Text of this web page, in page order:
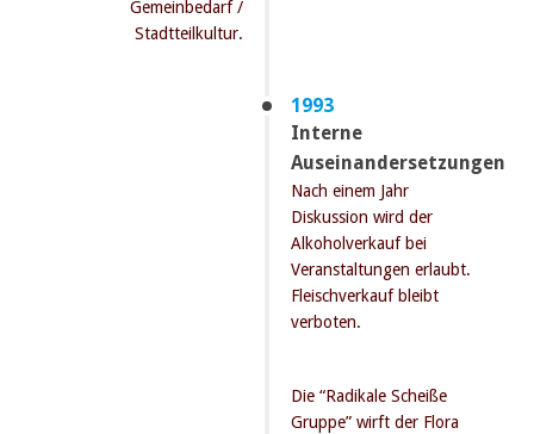
Gemeinbedarf /
Stadtteilkultur.
1993
Interne
Auseinandersetzungen
Nach einem Jahr
Diskussion wird der
Alkoholverkauf bei
Veranstaltungen erlaubt.
Fleischverkauf bleibt
verboten.
Die “Radikale Scheiße
Gruppe” wirft der Flora